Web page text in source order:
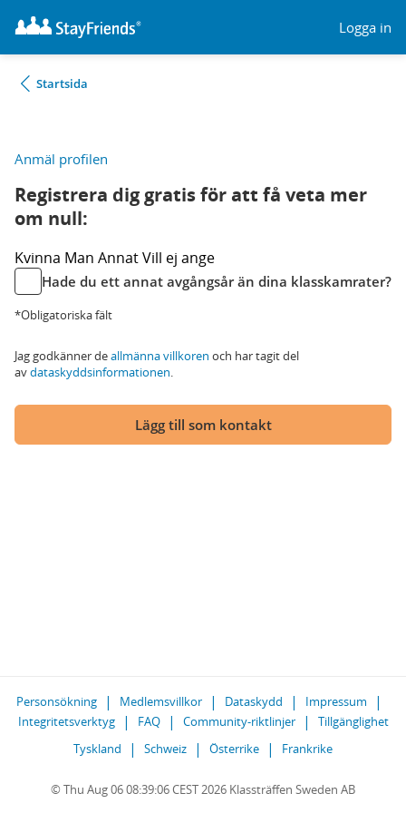
Logga in
Startsida
Anmäl profilen
Registrera dig gratis för att få veta mer
om null:
Kvinna Man AnnatVill ej ange
Hade du ett annat avgångsår än dina klasskamrater?
*Obligatoriska fält
Jag godkänner deallmänna villkoren och har tagit del
avdataskyddsinformationen.
Lägg till som kontakt
Personsökning Medlemsvillkor Dataskydd
Impressum
Integritetsverktyg
FAQ Community-riktlinjer
Tillgänglighet
Tyskland
Schweiz Österrike Frankrike
© Thu Aug 06 08:39:06 CEST 2026 Klassträffen Sweden AB